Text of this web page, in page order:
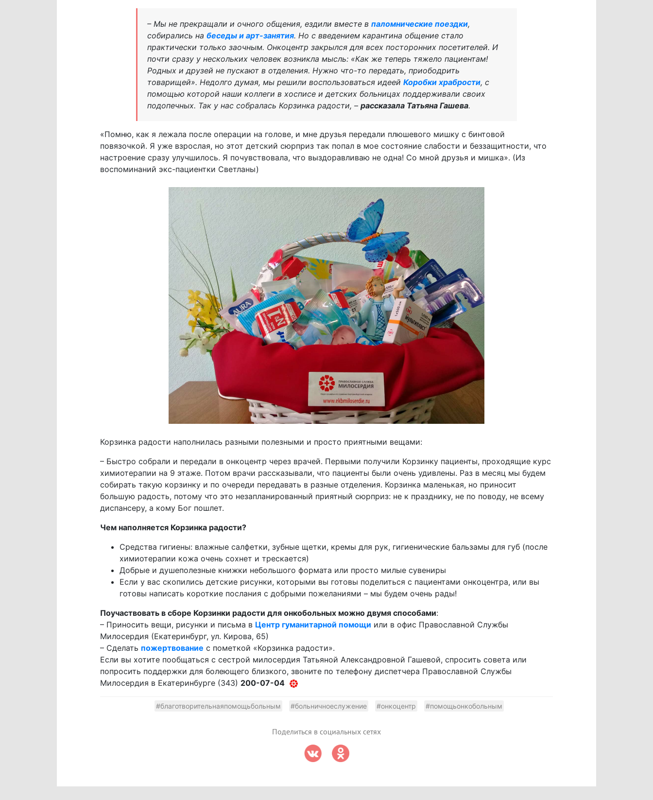
– Мы не прекращали и очного общения, ездили вместе впаломнические поездки,
собирались набеседы и арт-занятия. Но с введением карантина общение стало
практически только заочным. Онкоцентр закрылся для всех посторонних посетителей. И
почти сразу у нескольких человек возникла мысль: «Как же теперь тяжело пациентам!
Родных и друзей не пускают в отделения. Нужно что-то передать, приободрить
товарищей». Недолго думая, мы решили воспользоваться идеейКоробки храбрости, с
помощью которой наши коллеги в хосписе и детских больницах поддерживали своих
подопечных. Так у нас собралась Корзинка радости, –рассказала Татьяна Гашева.
«Помню, как я лежала после операции на голове, и мне друзья передали плюшевого мишку с бинтовой
повязочкой. Я уже взрослая, но этот детский сюрприз так попал в мое состояние слабости и беззащитности, что
настроение сразу улучшилось. Я почувствовала, что выздоравливаю не одна! Со мной друзья и мишка». (Из
воспоминаний экс-пациентки Светланы)
Корзинка радости наполнилась разными полезными и просто приятными вещами:
– Быстро собрали и передали в онкоцентр через врачей. Первыми получили Корзинку пациенты, проходящие курс
химиотерапии на 9 этаже. Потом врачи рассказывали, что пациенты были очень удивлены. Раз в месяц мы будем
собирать такую корзинку и по очереди передавать в разные отделения. Корзинка маленькая, но приносит
большую радость, потому что это незапланированный приятный сюрприз: не к празднику, не по поводу, не всему
диспансеру, а кому Бог пошлет.
Чем наполняется Корзинка радости?
Средства гигиены: влажные салфетки, зубные щетки, кремы для рук, гигиенические бальзамы для губ (после
химиотерапии кожа очень сохнет и трескается)
Добрые и душеполезные книжки небольшого формата или просто милые сувениры
Если у вас скопились детские рисунки, которыми вы готовы поделиться с пациентами онкоцентра, или вы
готовы написать короткие послания с добрыми пожеланиями – мы будем очень рады!
Поучаствовать в сборе Корзинки радости для онкобольных можно двумя способами:
– Приносить вещи, рисунки и письма в Центр гуманитарной помощи или в офис Православной Службы
Милосердия (Екатеринбург, ул. Кирова, 65)
– Сделать пожертвование с пометкой «Корзинка радости».
Если вы хотите пообщаться с сестрой милосердия Татьяной Александровной Гашевой, спросить совета или
попросить поддержки для болеющего близкого, звоните по телефону диспетчера Православной Службы
Милосердия в Екатеринбурге (343) 200-07-04
#благотворительнаяпомощьбольным #больничноеслужение #онкоцентр #помощьонкобольным
Поделиться в социальных сетях